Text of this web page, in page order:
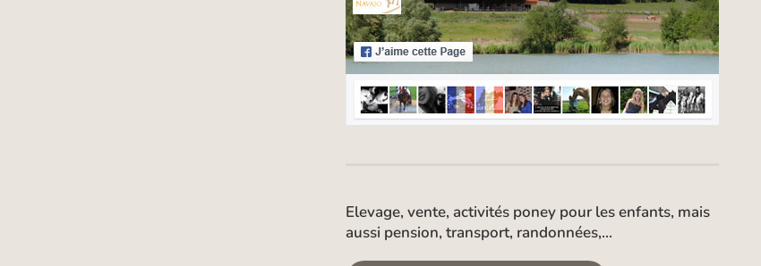
Elevage, vente, activités poney pour les enfants, mais
aussi pension, transport, randonnées,...